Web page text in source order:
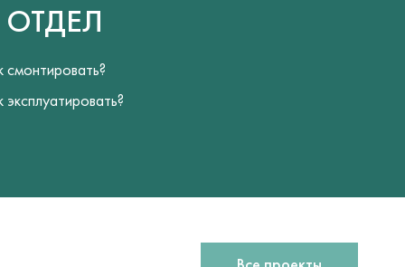
ОТДЕЛ
смонтировать?
эксплуатировать?